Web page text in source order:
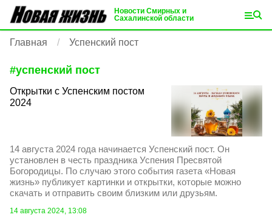
Новости Смирных и
Сахалинской области
Главная Успенский пост
#успенский пост
Открытки с Успенским постом
2024
14 августа 2024 года начинается Успенский пост. Он
установлен в честь праздника Успения Пресвятой
Богородицы. По случаю этого события газета «Новая
жизнь» публикует картинки и открытки, которые можно
скачать и отправить своим близким или друзьям.
14 августа 2024, 13:08